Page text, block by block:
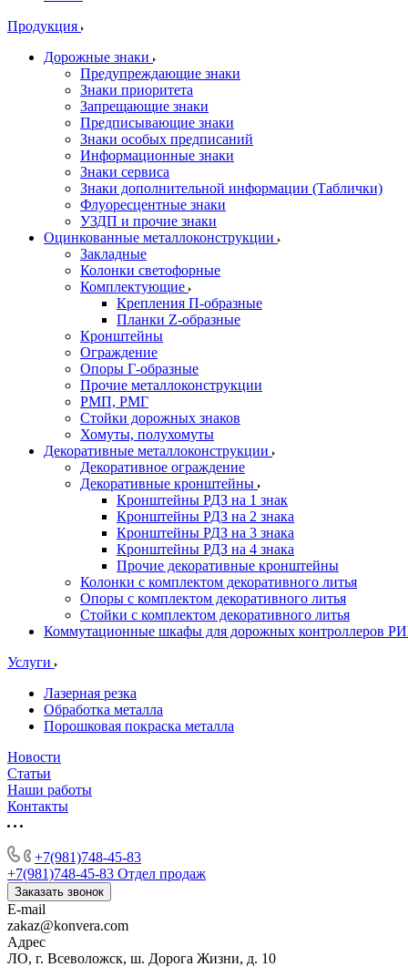
Продукция
Дорожные знаки
Предупреждающие знаки
Знаки приоритета
Запрещающие знаки
Предписывающие знаки
Знаки особых предписаний
Информационные знаки
Знаки сервиса
Знаки дополнительной информации (Таблички)
Флуоресцентные знаки
УЗДП и прочие знаки
Оцинкованные металлоконструкции
Закладные
Колонки светофорные
Комплектующие
Крепления П-образные
Планки Z-образные
Кронштейны
Ограждение
Опоры Г-образные
Прочие металлоконструкции
РМП, РМГ
Стойки дорожных знаков
Хомуты, полухомуты
Декоративные металлоконструкции
Декоративное ограждение
Декоративные кронштейны
Кронштейны РДЗ на 1 знак
Кронштейны РДЗ на 2 знака
Кронштейны РДЗ на 3 знака
Кронштейны РДЗ на 4 знака
Прочие декоративные кронштейны
Колонки с комплектом декоративного литья
Опоры с комплектом декоративного литья
Стойки с комплектом декоративного литья
Коммутационные шкафы для дорожных контроллеров
Услуги
Лазерная резка
Обработка металла
Порошковая покраска металла
Новости
Статьи
Наши работы
Контакты
+7(981)748-45-83
+7(981)748-45-83 Отдел продаж
Заказать звонок
E-mail
zakaz@konvera.com
Адрес
ЛО, г. Всеволожск, ш. Дорога Жизни, д. 10